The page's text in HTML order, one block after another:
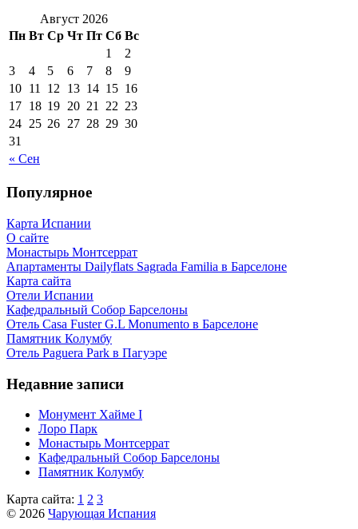
Август 2026
Пн Вт Ср Чт Пт Сб Вс
« Сен
1
2
3
4 5 6 7 8
9
10 11 12 13 14 15 16
17 18 19 20 21 22 23
24 25 26 27 28 29 30
31
Популярное
Карта Испании
О сайте
Монастырь Монтсеррат
Апартаменты Dailyflats Sagrada Familia в Барселоне
Карта сайта
Отели Испании
Кафeдрaльный Собор Барселоны
Отель Casa Fuster G.L Monumento в Барселоне
Пaмятник Колумбу
Отель Paguera Park в Пагуэре
Недавние записи
Монумент Хайме I
Лоро Парк
Монастырь Монтсеррат
Кафeдрaльный Собор Барселоны
Пaмятник Колумбу
Карта сайта: 1 2 3
© 2026 Чарующая Испания